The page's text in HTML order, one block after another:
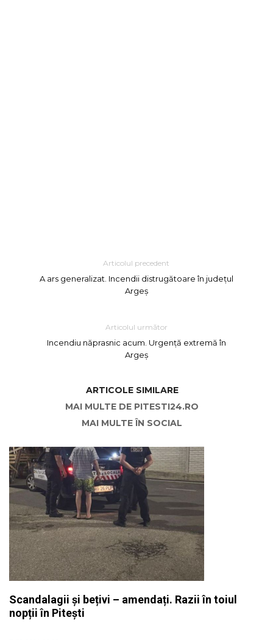
Articolul precedent
A ars generalizat. Incendii distrugătoare în județul
Argeș
Articolul următor
Incendiu năprasnic acum. Urgență extremă în
Argeș
ARTICOLE SIMILARE
MAI MULTE DE PITESTI24.RO
MAI MULTE ÎN SOCIAL
Scandalagii și bețivi – amendați. Razii în toiul
nopții în Pitești